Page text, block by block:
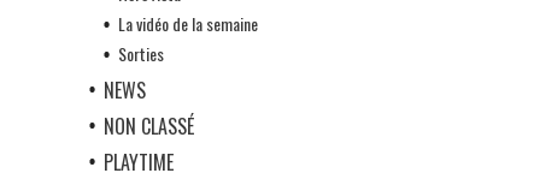
La vidéo de la semaine
Sorties
NEWS
NON CLASSÉ
PLAYTIME